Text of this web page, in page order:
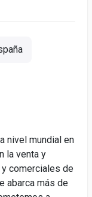
nivel mundial en
la venta y
comerciales de
abarca más de